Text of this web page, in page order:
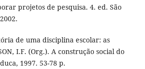
projetos de pesquisa. 4. ed. São
de uma disciplina escolar: as
I.F. (Org.). A construção social do
1997. 53-78 p.